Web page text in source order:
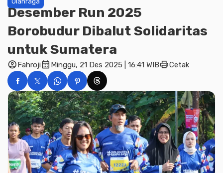
Desember Run 2025
Borobudur Dibalut Solidaritas
untuk Sumatera
account_circleFahrojicalendar_month Minggu, 21 Des 2025 | 16:41 WIBprintCetak